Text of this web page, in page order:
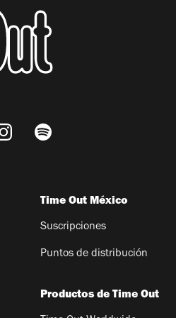
Time Out México
Suscripciones
Puntos de distribución
Productos de Time Out